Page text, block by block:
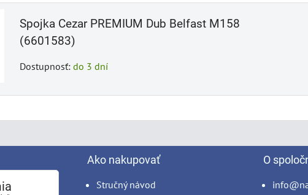
Spojka Cezar PREMIUM Dub Belfast M158
(6601583)
Dostupnosť: do 3 dní
Ako nakupovať
Stručný návod
O